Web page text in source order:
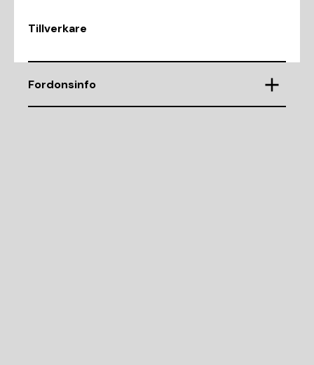
Tillverkare
Fordonsinfo